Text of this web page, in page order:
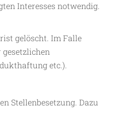
Interesses notwendig.
gelöscht. Im Falle
etc.).
Stellenbesetzung. Dazu